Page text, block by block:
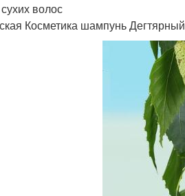
волос
Косметика шампунь Дегтярный